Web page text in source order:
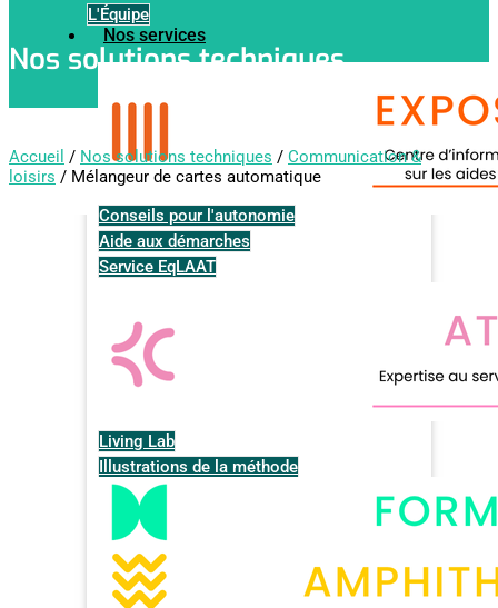
L'Équipe
Nos services
Conseils pour l'autonomie
Aide aux démarches
Service EqLAAT
Living Lab
Illustrations de la méthode
Nos solutions techniques
Accueil / Nos solutions techniques / Communication &
loisirs / Mélangeur de cartes automatique